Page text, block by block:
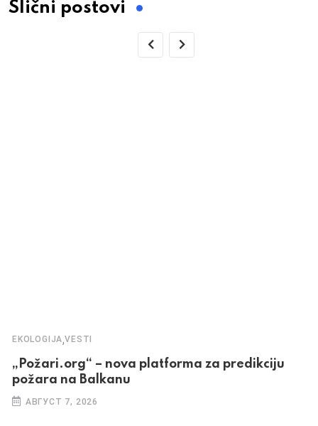
Slični postovi
EKOLOGIJA,VESTI
„Požari.org“ – nova platforma za predikciju
požara na Balkanu
АВГУСТ 7, 2026